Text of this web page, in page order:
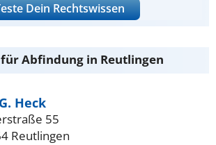
Dein Rechtswissen
Abfindung in Reutlingen
Heck
55
Reutlingen